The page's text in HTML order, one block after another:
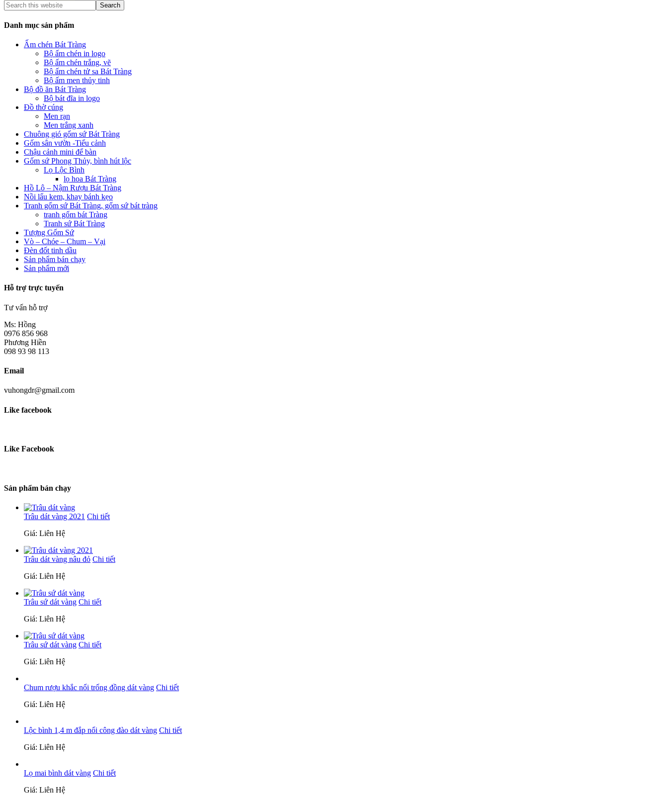
Danh mục sản phẩm
Ấm chén Bát Tràng
Bộ ấm chén in logo
Bộ ấm chén trắng, vẽ
Bộ ấm chén tử sa Bát Tràng
Bộ ấm men thủy tinh
Bộ đồ ăn Bát Tràng
Bộ bát đĩa in logo
Đồ thờ cúng
Men rạn
Men trắng xanh
Chuông gió gốm sứ Bát Tràng
Gốm sân vườn -Tiểu cảnh
Chậu cảnh mini để bàn
Gốm sứ Phong Thủy, bình hút lộc
Lọ Lộc Bình
lọ hoa Bát Tràng
Hồ Lô – Nậm Rượu Bát Tràng
Nồi lẩu kem, khay bánh kẹo
Tranh gốm sứ Bát Tràng, gốm sứ bát tràng
tranh gốm bát Tràng
Tranh sứ Bát Tràng
Tượng Gốm Sứ
Vò – Chóe – Chum – Vại
Đèn đốt tinh dầu
Sản phẩm bán chạy
Sản phẩm mới
Hỗ trợ trực tuyến
Tư vấn hỗ trợ
Ms: Hồng
0976 856 968
Phương Hiền
098 93 98 113
Email
vuhongdr@gmail.com
Like facebook
Like Facebook
Sản phẩm bán chạy
Trâu dát vàng 2021 Chi tiết
Giá: Liên Hệ
Trâu dát vàng nâu đỏ Chi tiết
Giá: Liên Hệ
Trâu sứ dát vàng Chi tiết
Giá: Liên Hệ
Trâu sứ dát vàng Chi tiết
Giá: Liên Hệ
Chum rượu khắc nổi trống đồng dát vàng Chi tiết
Giá: Liên Hệ
Lộc bình 1,4 m đắp nổi công đào dát vàng Chi tiết
Giá: Liên Hệ
Lọ mai bình dát vàng Chi tiết
Giá: Liên Hệ